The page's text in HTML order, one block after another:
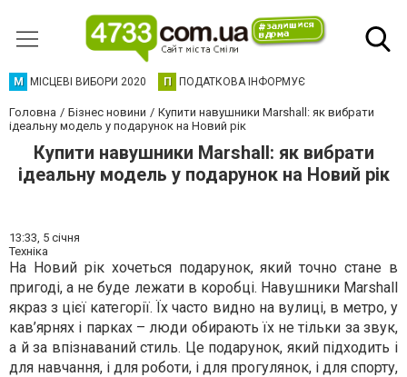
М МІСЦЕВІ ВИБОРИ 2020 П ПОДАТКОВА ІНФОРМУЄ
Головна Бізнес новини
Купити навушники Marshall: як вибрати
ідеальну модель у подарунок на Новий рік
Купити навушники Marshall: як вибрати
ідеальну модель у подарунок на Новий рік
13:33, 5 січня
Техніка
На Новий рік хочеться подарунок, який точно стане в
пригоді, а не буде лежати в коробці. Навушники Marshall
якраз з цієї категорії. Їх часто видно на вулиці, в метро, у
кав’ярнях і парках – люди обирають їх не тільки за звук,
а й за впізнаваний стиль. Це подарунок, який підходить і
для навчання, і для роботи, і для прогулянок, і для спорту,